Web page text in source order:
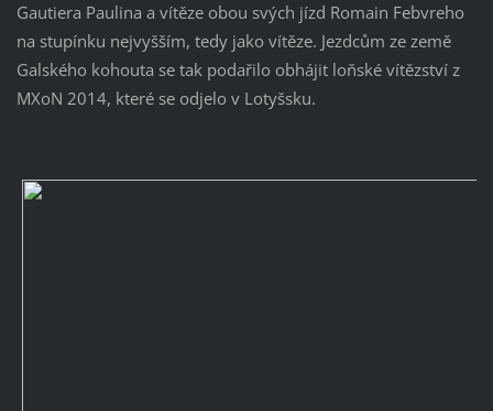
Gautiera Paulina a vítěze obou svých jízd Romain Febvreho
na stupínku nejvyšším, tedy jako vítěze. Jezdcům ze země
Galského kohouta se tak podařilo obhájit loňské vítězství z
MXoN 2014, které se odjelo v Lotyšsku.